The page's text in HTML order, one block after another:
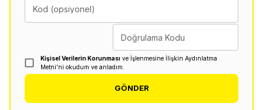
Kod (opsiyonel)
Doğrulama Kodu
Kişisel Verilerin Korunması ve İşlenmesine İlişkin Aydınlatma
Metni'ni okudum ve anladım.
GÖNDER